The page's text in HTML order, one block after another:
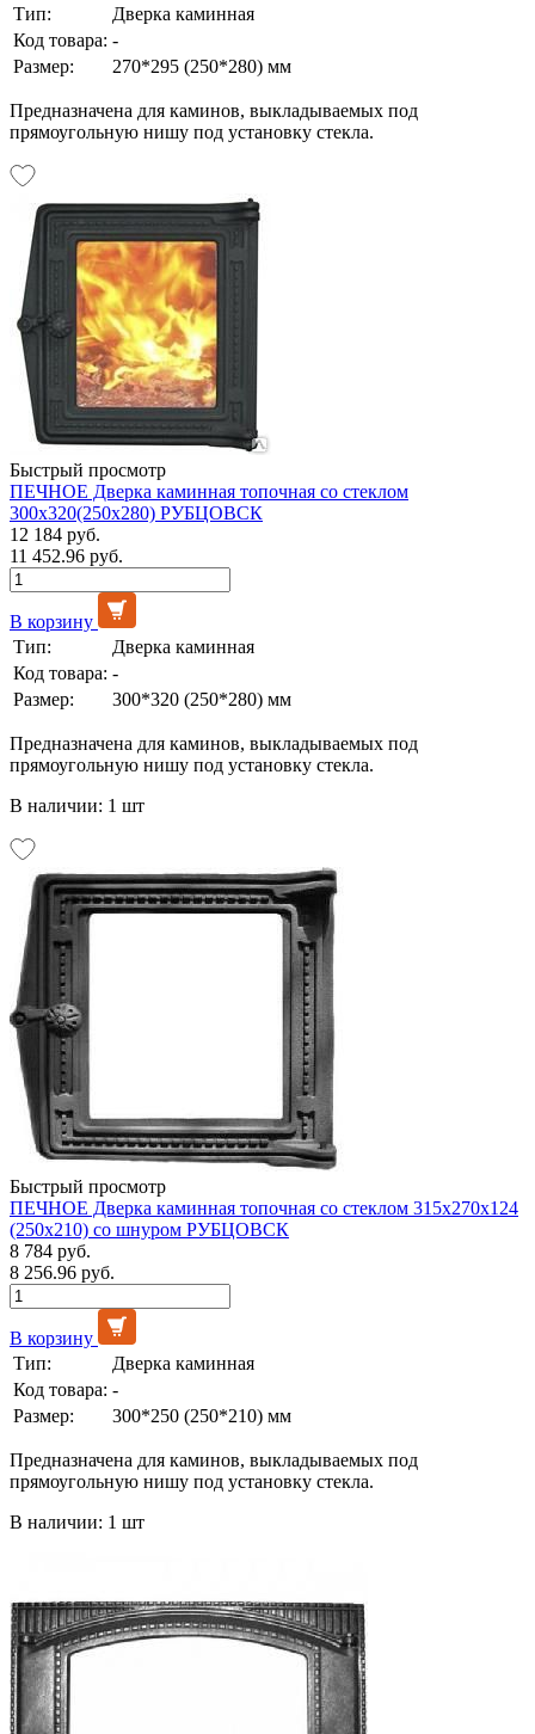
Тип:
Дверка каминная
Код товара: -
Размер:
270*295 (250*280) мм
Предназначена для каминов, выкладываемых под
прямоугольную нишу под установку стекла.
Быстрый просмотр
ПЕЧНОЕ Дверка каминная топочная со стеклом
300х320(250х280) РУБЦОВСК
12 184 руб.
11 452.96 руб.
В корзину
Тип:
Дверка каминная
Код товара: -
Размер:
300*320 (250*280) мм
Предназначена для каминов, выкладываемых под
прямоугольную нишу под установку стекла.
В наличии: 1 шт
Быстрый просмотр
ПЕЧНОЕ Дверка каминная топочная со стеклом 315х270х124
(250х210) со шнуром РУБЦОВСК
8 784 руб.
8 256.96 руб.
В корзину
Тип:
Дверка каминная
Код товара: -
Размер:
300*250 (250*210) мм
Предназначена для каминов, выкладываемых под
прямоугольную нишу под установку стекла.
В наличии: 1 шт